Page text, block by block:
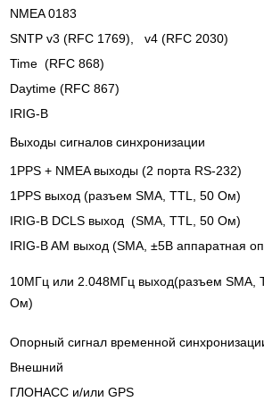
NMEA 0183
SNTP v3 (RFC 1769), v4 (RFC 2030)
Time (RFC 868)
Daytime (RFC 867)
IRIG-B
Выходы сигналов синхронизации
1PPS + NMEA выходы (2 порта RS-232)
1PPS выход (разъем SMA, TTL, 50 Oм)
IRIG-B DCLS выход (SMA, TTL, 50 Oм)
IRIG-B AM выход (SMA, ±5В аппаратная
10МГц или 2.048МГц выход(разъем SMA,
Oм)
Опорный сигнал временной
Внешний
ГЛОНАСС и/или GPS